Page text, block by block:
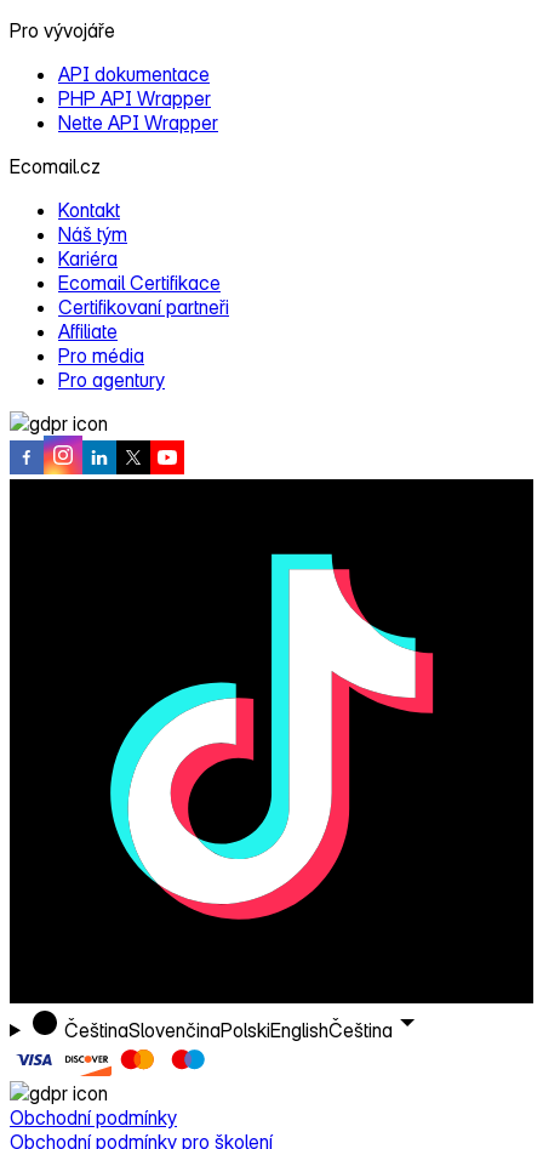
Pro vývojáře
API dokumentace
PHP API Wrapper
Nette API Wrapper
Ecomail.cz
Kontakt
Náš tým
Kariéra
Ecomail Certifikace
Certifikovaní partneři
Affiliate
Pro média
Pro agentury
ČeštinaSlovenčinaPolskiEnglishČeština
Obchodní podmínky
Obchodní podmínky pro školení